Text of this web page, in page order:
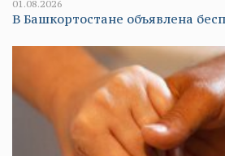
01.08.2026
В Башкортостане объявлена